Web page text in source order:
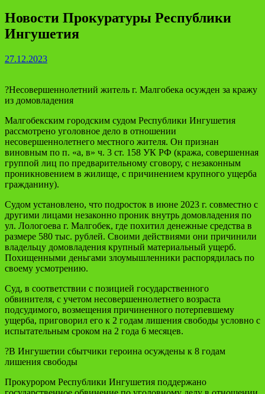
Новости Прокуратуры Республики
Ингушетия
27.12.2023
?Несовершеннолетний житель г. Малгобека осужден за кражу
из домовладения
Малгобекским городским судом Республики Ингушетия
рассмотрено уголовное дело в отношении
несовершеннолетнего местного жителя. Он признан
виновным по п. «а, в» ч. 3 ст. 158 УК РФ (кража, совершенная
группой лиц по предварительному сговору, с незаконным
проникновением в жилище, с причинением крупного ущерба
гражданину).
Судом установлено, что подросток в июне 2023 г. совместно с
другими лицами незаконно проник внутрь домовладения по
ул. Лологоева г. Малгобек, где похитил денежные средства в
размере 580 тыс. рублей. Своими действиями они причинили
владельцу домовладения крупный материальный ущерб.
Похищенными деньгами злоумышленники распорядилась по
своему усмотрению.
Суд, в соответствии с позицией государственного
обвинителя, с учетом несовершеннолетнего возраста
подсудимого, возмещения причиненного потерпевшему
ущерба, приговорил его к 2 годам лишения свободы условно с
испытательным сроком на 2 года 6 месяцев.
?В Ингушетии сбытчики героина осуждены к 8 годам
лишения свободы
Прокурором Республики Ингушетия поддержано